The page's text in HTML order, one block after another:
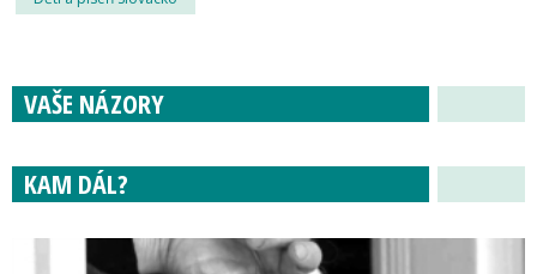
VAŠE NÁZORY
KAM DÁL?